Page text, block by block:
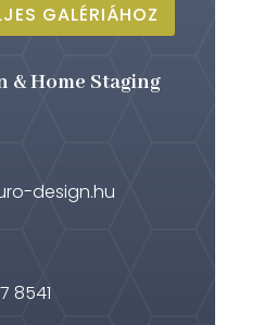
GALÉRIÁHOZ
& Home Staging
design.hu
8541